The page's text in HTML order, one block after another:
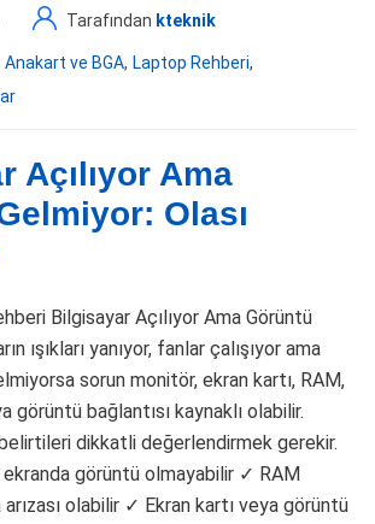
Tarafından kteknik
Anakart ve BGA, Laptop Rehberi,
Açılıyor Ama
Olası
Bilgisayar Açılıyor Ama Görüntü
ışıkları yanıyor, fanlar çalışıyor ama
sorun monitör, ekran kartı, RAM,
görüntü bağlantısı kaynaklı olabilir.
dikkatli değerlendirmek gerekir.
ekranda görüntü olmayabilir ✓ RAM
arızası olabilir ✓ Ekran kartı veya görüntü